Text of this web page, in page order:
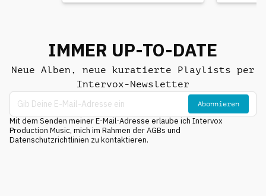
IMMER UP-TO-DATE
Neue Alben, neue kuratierte Playlists per
Intervox-Newsletter
Abonnieren
Mit dem Senden meiner E-Mail-Adresse erlaube ich Intervox
Production Music, mich im Rahmen der AGBs und
Datenschutzrichtlinien zu kontaktieren.